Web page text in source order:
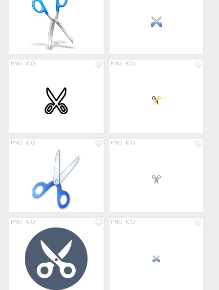
PNG ICO PNG ICO
PNG ICO PNG ICO
PNG ICO PNG ICO